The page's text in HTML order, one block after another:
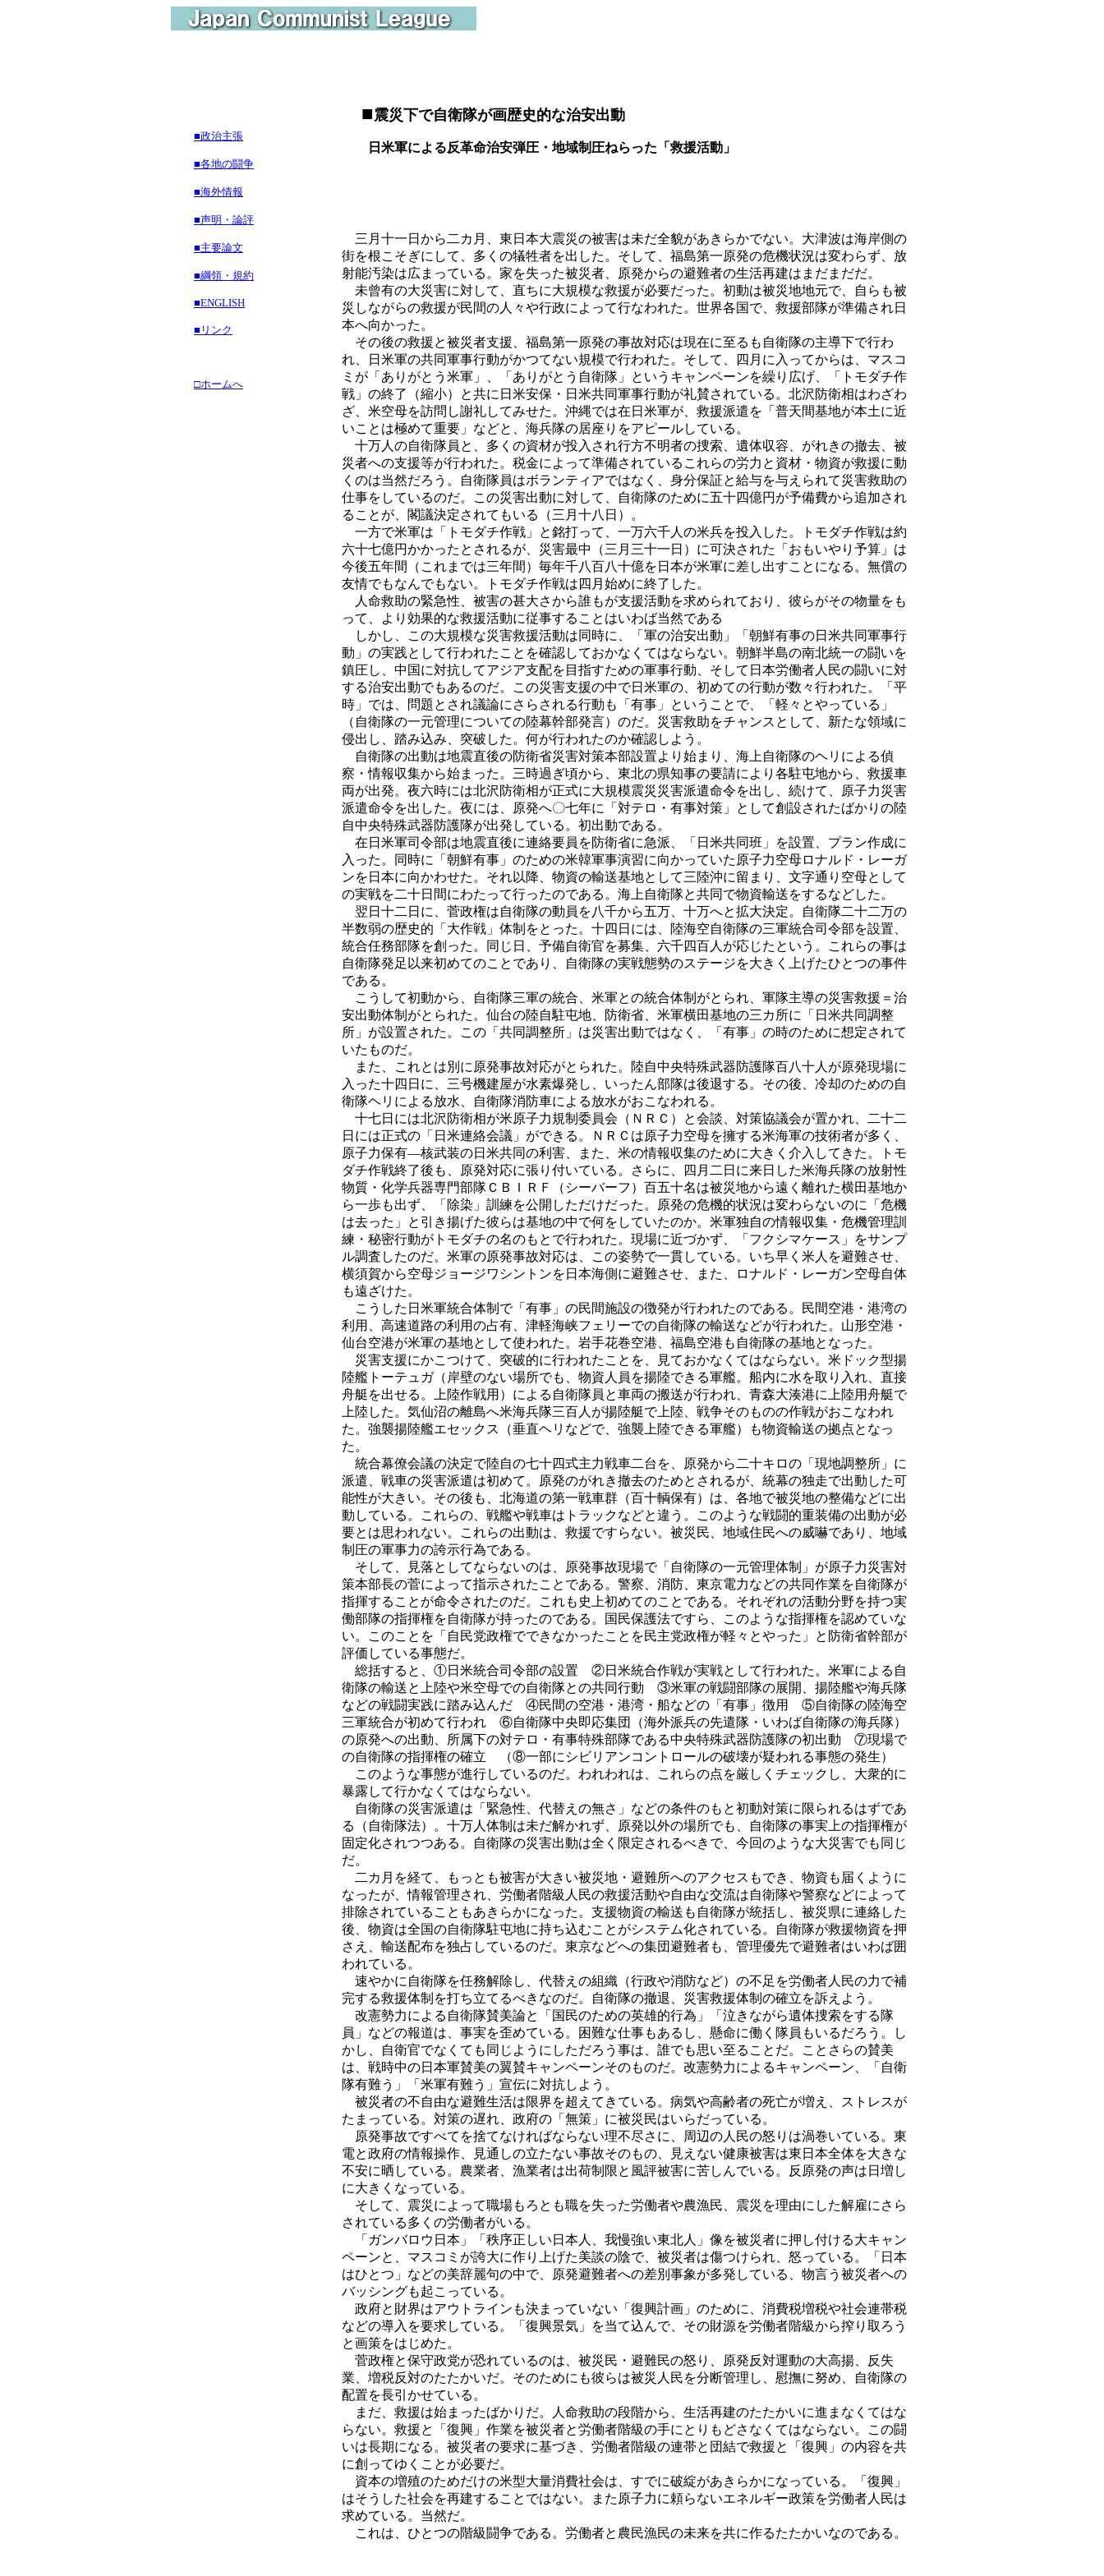
■政治主張
■各地の闘争
■海外情報
■声明・論評
■主要論文
■綱領・規約
■ENGLISH
■リンク
□ホームへ
■震災下で自衛隊が画歴史的な治安出動
日米軍による反革命治安弾圧・地域制圧ねらった「救援活動」
三月十一日から二カ月、東日本大震災の被害は未だ全貌があきらかでない。大津波は海岸側の
街を根こそぎにして、多くの犠牲者を出した。そして、福島第一原発の危機状況は変わらず、放
射能汚染は広まっている。家を失った被災者、原発からの避難者の生活再建はまだまだだ。
未曾有の大災害に対して、直ちに大規模な救援が必要だった。初動は被災地地元で、自らも被
災しながらの救援が民間の人々や行政によって行なわれた。世界各国で、救援部隊が準備され日
本へ向かった。
その後の救援と被災者支援、福島第一原発の事故対応は現在に至るも自衛隊の主導下で行わ
れ、日米軍の共同軍事行動がかつてない規模で行われた。そして、四月に入ってからは、マスコ
ミが「ありがとう米軍」、「ありがとう自衛隊」というキャンペーンを繰り広げ、「トモダチ作
戦」の終了（縮小）と共に日米安保・日米共同軍事行動が礼賛されている。北沢防衛相はわざわ
ざ、米空母を訪問し謝礼してみせた。沖縄では在日米軍が、救援派遣を「普天間基地が本土に近
いことは極めて重要」などと、海兵隊の居座りをアピールしている。
十万人の自衛隊員と、多くの資材が投入され行方不明者の捜索、遺体収容、がれきの撤去、被
災者への支援等が行われた。税金によって準備されているこれらの労力と資材・物資が救援に動
くのは当然だろう。自衛隊員はボランティアではなく、身分保証と給与を与えられて災害救助の
仕事をしているのだ。この災害出動に対して、自衛隊のために五十四億円が予備費から追加され
ることが、閣議決定されてもいる（三月十八日）。
一方で米軍は「トモダチ作戦」と銘打って、一万六千人の米兵を投入した。トモダチ作戦は約
六十七億円かかったとされるが、災害最中（三月三十一日）に可決された「おもいやり予算」は
今後五年間（これまでは三年間）毎年千八百八十億を日本が米軍に差し出すことになる。無償の
友情でもなんでもない。トモダチ作戦は四月始めに終了した。
人命救助の緊急性、被害の甚大さから誰もが支援活動を求められており、彼らがその物量をも
って、より効果的な救援活動に従事することはいわば当然である
しかし、この大規模な災害救援活動は同時に、「軍の治安出動」「朝鮮有事の日米共同軍事行
動」の実践として行われたことを確認しておかなくてはならない。朝鮮半島の南北統一の闘いを
鎮圧し、中国に対抗してアジア支配を目指すための軍事行動、そして日本労働者人民の闘いに対
する治安出動でもあるのだ。この災害支援の中で日米軍の、初めての行動が数々行われた。「平
時」では、問題とされ議論にさらされる行動も「有事」ということで、「軽々とやっている」
（自衛隊の一元管理についての陸幕幹部発言）のだ。災害救助をチャンスとして、新たな領域に
侵出し、踏み込み、突破した。何が行われたのか確認しよう。
自衛隊の出動は地震直後の防衛省災害対策本部設置より始まり、海上自衛隊のヘリによる偵
察・情報収集から始まった。三時過ぎ頃から、東北の県知事の要請により各駐屯地から、救援車
両が出発。夜六時には北沢防衛相が正式に大規模震災災害派遣命令を出し、続けて、原子力災害
派遣命令を出した。夜には、原発へ〇七年に「対テロ・有事対策」として創設されたばかりの陸
自中央特殊武器防護隊が出発している。初出動である。
在日米軍司令部は地震直後に連絡要員を防衛省に急派、「日米共同班」を設置、プラン作成に
入った。同時に「朝鮮有事」のための米韓軍事演習に向かっていた原子力空母ロナルド・レーガ
ンを日本に向かわせた。それ以降、物資の輸送基地として三陸沖に留まり、文字通り空母として
の実戦を二十日間にわたって行ったのである。海上自衛隊と共同で物資輸送をするなどした。
翌日十二日に、菅政権は自衛隊の動員を八千から五万、十万へと拡大決定。自衛隊二十二万の
半数弱の歴史的「大作戦」体制をとった。十四日には、陸海空自衛隊の三軍統合司令部を設置、
統合任務部隊を創った。同じ日、予備自衛官を募集、六千四百人が応じたという。これらの事は
自衛隊発足以来初めてのことであり、自衛隊の実戦態勢のステージを大きく上げたひとつの事件
である。
こうして初動から、自衛隊三軍の統合、米軍との統合体制がとられ、軍隊主導の災害救援＝治
安出動体制がとられた。仙台の陸自駐屯地、防衛省、米軍横田基地の三カ所に「日米共同調整
所」が設置された。この「共同調整所」は災害出動ではなく、「有事」の時のために想定されて
いたものだ。
また、これとは別に原発事故対応がとられた。陸自中央特殊武器防護隊百八十人が原発現場に
入った十四日に、三号機建屋が水素爆発し、いったん部隊は後退する。その後、冷却のための自
衛隊ヘリによる放水、自衛隊消防車による放水がおこなわれる。
十七日には北沢防衛相が米原子力規制委員会（ＮＲＣ）と会談、対策協議会が置かれ、二十二
日には正式の「日米連絡会議」ができる。ＮＲＣは原子力空母を擁する米海軍の技術者が多く、
原子力保有―核武装の日米共同の利害、また、米の情報収集のために大きく介入してきた。トモ
ダチ作戦終了後も、原発対応に張り付いている。さらに、四月二日に来日した米海兵隊の放射性
物質・化学兵器専門部隊ＣＢＩＲＦ（シーバーフ）百五十名は被災地から遠く離れた横田基地か
ら一歩も出ず、「除染」訓練を公開しただけだった。原発の危機的状況は変わらないのに「危機
は去った」と引き揚げた彼らは基地の中で何をしていたのか。米軍独自の情報収集・危機管理訓
練・秘密行動がトモダチの名のもとで行われた。現場に近づかず、「フクシマケース」をサンプ
ル調査したのだ。米軍の原発事故対応は、この姿勢で一貫している。いち早く米人を避難させ、
横須賀から空母ジョージワシントンを日本海側に避難させ、また、ロナルド・レーガン空母自体
も遠ざけた。
こうした日米軍統合体制で「有事」の民間施設の徴発が行われたのである。民間空港・港湾の
利用、高速道路の利用の占有、津軽海峡フェリーでの自衛隊の輸送などが行われた。山形空港・
仙台空港が米軍の基地として使われた。岩手花巻空港、福島空港も自衛隊の基地となった。
災害支援にかこつけて、突破的に行われたことを、見ておかなくてはならない。米ドック型揚
陸艦トーテュガ（岸壁のない場所でも、物資人員を揚陸できる軍艦。船内に水を取り入れ、直接
舟艇を出せる。上陸作戦用）による自衛隊員と車両の搬送が行われ、青森大湊港に上陸用舟艇で
上陸した。気仙沼の離島へ米海兵隊三百人が揚陸艇で上陸、戦争そのものの作戦がおこなわれ
た。強襲揚陸艦エセックス（垂直ヘリなどで、強襲上陸できる軍艦）も物資輸送の拠点となっ
た。
統合幕僚会議の決定で陸自の七十四式主力戦車二台を、原発から二十キロの「現地調整所」に
派遣、戦車の災害派遣は初めて。原発のがれき撤去のためとされるが、統幕の独走で出動した可
能性が大きい。その後も、北海道の第一戦車群（百十輌保有）は、各地で被災地の整備などに出
動している。これらの、戦艦や戦車はトラックなどと違う。このような戦闘的重装備の出動が必
要とは思われない。これらの出動は、救援ですらない。被災民、地域住民への威嚇であり、地域
制圧の軍事力の誇示行為である。
そして、見落としてならないのは、原発事故現場で「自衛隊の一元管理体制」が原子力災害対
策本部長の菅によって指示されたことである。警察、消防、東京電力などの共同作業を自衛隊が
指揮することが命令されたのだ。これも史上初めてのことである。それぞれの活動分野を持つ実
働部隊の指揮権を自衛隊が持ったのである。国民保護法ですら、このような指揮権を認めていな
い。このことを「自民党政権でできなかったことを民主党政権が軽々とやった」と防衛省幹部が
評価している事態だ。
総括すると、①日米統合司令部の設置 ②日米統合作戦が実戦として行われた。米軍による自
衛隊の輸送と上陸や米空母での自衛隊との共同行動 ③米軍の戦闘部隊の展開、揚陸艦や海兵隊
などの戦闘実践に踏み込んだ ④民間の空港・港湾・船などの「有事」徴用 ⑤自衛隊の陸海空
三軍統合が初めて行われ ⑥自衛隊中央即応集団（海外派兵の先遣隊・いわば自衛隊の海兵隊）
の原発への出動、所属下の対テロ・有事特殊部隊である中央特殊武器防護隊の初出動 ⑦現場で
の自衛隊の指揮権の確立 （⑧一部にシビリアンコントロールの破壊が疑われる事態の発生）
このような事態が進行しているのだ。われわれは、これらの点を厳しくチェックし、大衆的に
暴露して行かなくてはならない。
自衛隊の災害派遣は「緊急性、代替えの無さ」などの条件のもと初動対策に限られるはずであ
る（自衛隊法）。十万人体制は未だ解かれず、原発以外の場所でも、自衛隊の事実上の指揮権が
固定化されつつある。自衛隊の災害出動は全く限定されるべきで、今回のような大災害でも同じ
だ。
二カ月を経て、もっとも被害が大きい被災地・避難所へのアクセスもでき、物資も届くように
なったが、情報管理され、労働者階級人民の救援活動や自由な交流は自衛隊や警察などによって
排除されていることもあきらかになった。支援物資の輸送も自衛隊が統括し、被災県に連絡した
後、物資は全国の自衛隊駐屯地に持ち込むことがシステム化されている。自衛隊が救援物資を押
さえ、輸送配布を独占しているのだ。東京などへの集団避難者も、管理優先で避難者はいわば囲
われている。
速やかに自衛隊を任務解除し、代替えの組織（行政や消防など）の不足を労働者人民の力で補
完する救援体制を打ち立てるべきなのだ。自衛隊の撤退、災害救援体制の確立を訴えよう。
改憲勢力による自衛隊賛美論と「国民のための英雄的行為」「泣きながら遺体捜索をする隊
員」などの報道は、事実を歪めている。困難な仕事もあるし、懸命に働く隊員もいるだろう。し
かし、自衛官でなくても同じようにしただろう事は、誰でも思い至ることだ。ことさらの賛美
は、戦時中の日本軍賛美の翼賛キャンペーンそのものだ。改憲勢力によるキャンペーン、「自衛
隊有難う」「米軍有難う」宣伝に対抗しよう。
被災者の不自由な避難生活は限界を超えてきている。病気や高齢者の死亡が増え、ストレスが
たまっている。対策の遅れ、政府の「無策」に被災民はいらだっている。
原発事故ですべてを捨てなければならない理不尽さに、周辺の人民の怒りは渦巻いている。東
電と政府の情報操作、見通しの立たない事故そのもの、見えない健康被害は東日本全体を大きな
不安に晒している。農業者、漁業者は出荷制限と風評被害に苦しんでいる。反原発の声は日増し
に大きくなっている。
そして、震災によって職場もろとも職を失った労働者や農漁民、震災を理由にした解雇にさら
されている多くの労働者がいる。
「ガンバロウ日本」「秩序正しい日本人、我慢強い東北人」像を被災者に押し付ける大キャン
ペーンと、マスコミが誇大に作り上げた美談の陰で、被災者は傷つけられ、怒っている。「日本
はひとつ」などの美辞麗句の中で、原発避難者への差別事象が多発している、物言う被災者への
バッシングも起こっている。
政府と財界はアウトラインも決まっていない「復興計画」のために、消費税増税や社会連帯税
などの導入を要求している。「復興景気」を当て込んで、その財源を労働者階級から搾り取ろう
と画策をはじめた。
菅政権と保守政党が恐れているのは、被災民・避難民の怒り、原発反対運動の大高揚、反失
業、増税反対のたたかいだ。そのためにも彼らは被災人民を分断管理し、慰撫に努め、自衛隊の
配置を長引かせている。
まだ、救援は始まったばかりだ。人命救助の段階から、生活再建のたたかいに進まなくてはな
らない。救援と「復興」作業を被災者と労働者階級の手にとりもどさなくてはならない。この闘
いは長期になる。被災者の要求に基づき、労働者階級の連帯と団結で救援と「復興」の内容を共
に創ってゆくことが必要だ。
資本の増殖のためだけの米型大量消費社会は、すでに破綻があきらかになっている。「復興」
はそうした社会を再建することではない。また原子力に頼らないエネルギー政策を労働者人民は
求めている。当然だ。
これは、ひとつの階級闘争である。労働者と農民漁民の未来を共に作るたたかいなのである。